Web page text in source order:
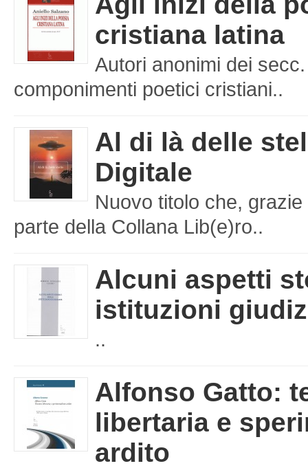
cristiana latina
Autori anonimi dei
componimenti poetici cristiani..
Al di là delle
Digitale
Nuovo titolo che,
parte della Collana Lib(e)ro..
Alcuni aspetti
istituzioni
..
Alfonso Gatto:
libertaria e
ardito